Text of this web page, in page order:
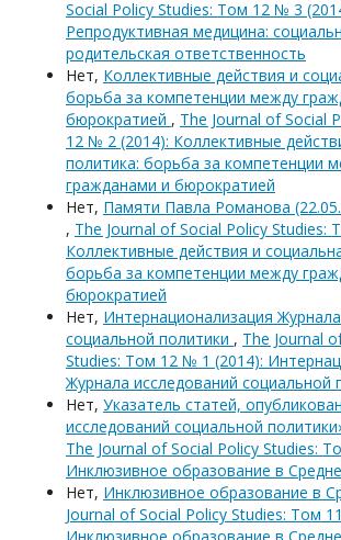
Social Policy Studies: Том 12 № 3
Репродуктивная медицина:
родительская ответственность
Нет, Коллективные действия и
борьба за компетенции между
бюрократией , The Journal of Social
12 № 2 (2014): Коллективные
политика: борьба за компетенции
гражданами и бюрократией
Нет, Памяти Павла Романова
, The Journal of Social Policy Studies:
Коллективные действия и
борьба за компетенции между
бюрократией
Нет, Интернационализация
социальной политики , The Journal
Studies: Том 12 № 1 (2014):
Журнала исследований социальной
Нет, Указатель статей,
исследований социальной
The Journal of Social Policy Studies:
Инклюзивное образование в
Нет, Инклюзивное образование в
Journal of Social Policy Studies: Том